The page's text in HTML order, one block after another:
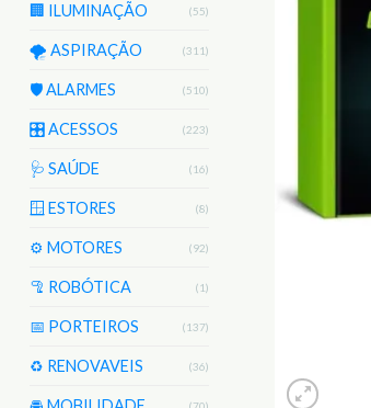
🏢 ILUMINAÇÃO (55)
🌪️ ASPIRAÇÃO (311)
🛡️ ALARMES (510)
🎛️ ACESSOS (223)
🩺 SAÚDE (16)
🪟 ESTORES (8)
⚙️ MOTORES (92)
🦿 ROBÓTICA (1)
📅 PORTEIROS (137)
♻️ RENOVAVEIS (36)